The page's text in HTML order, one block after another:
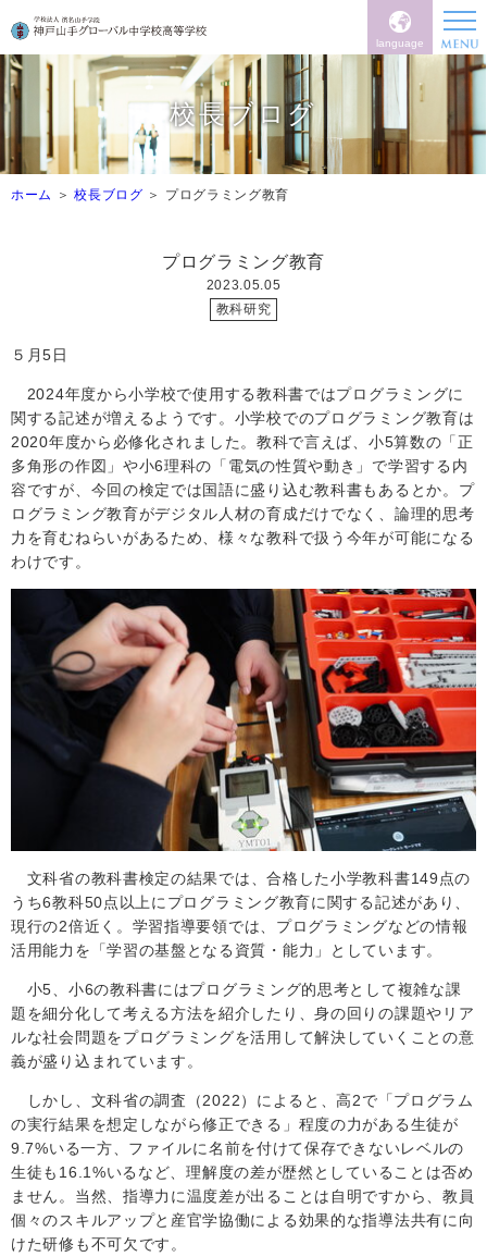
language
校長ブログ
ホーム 校長ブログ プログラミング教育
プログラミング教育
2023.05.05
教科研究
５月5日
2024年度から小学校で使用する教科書ではプログラミングに
関する記述が増えるようです。小学校でのプログラミング教育は
2020年度から必修化されました。教科で言えば、小5算数の「正
多角形の作図」や小6理科の「電気の性質や動き」で学習する内
容ですが、今回の検定では国語に盛り込む教科書もあるとか。プ
ログラミング教育がデジタル人材の育成だけでなく、論理的思考
力を育むねらいがあるため、様々な教科で扱う今年が可能になる
わけです。
文科省の教科書検定の結果では、合格した小学教科書149 点の
うち6教科50点以上にプログラミング教育に関する記述があり、
現行の2倍近く。学習指導要領では、プログラミングなどの情報
活用能力を「学習の基盤となる資質・能力」としています。
小5 、小6の教科書にはプログラミング的思考として複雑な課
題を細分化して考える方法を紹介したり、身の回りの課題やリア
ルな社会問題をプログラミングを活用して解決していくことの意
義が盛り込まれています。
しかし、文科省の調査（2022）によると、高2で「プログラム
の実行結果を想定しながら修正できる」程度の力がある生徒が
9.7%いる一方、ファイルに名前を付けて保存できないレベルの
生徒も 16.1%いるなど、理解度の差が歴然としていることは否め
ません。当然、指導力に温度差が出ることは自明ですから、教員
個々のスキルアップと産官学協働による効果的な指導法共有に向
けた研修も不可欠です。